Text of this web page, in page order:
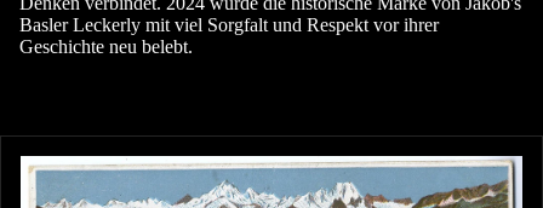
Basler Leckerly mit viel Sorgfalt und Respekt vor ihrer
Geschichte neu belebt.